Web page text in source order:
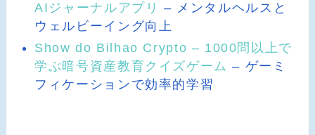
AIジャーナルアプリ – メンタルヘルスと
ウェルビーイング向上
Show do Bilhao Crypto – 1000問以上で
学ぶ暗号資産教育クイズゲーム – ゲーミ
フィケーションで効率的学習